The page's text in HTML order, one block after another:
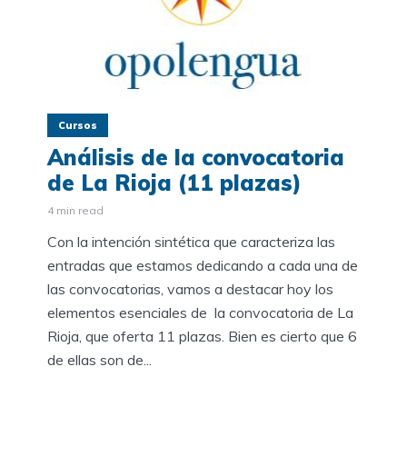
Cursos
Análisis de la convocatoria
de La Rioja (11 plazas)
4 min read
Con la intención sintética que caracteriza las
entradas que estamos dedicando a cada una de
las convocatorias, vamos a destacar hoy los
elementos esenciales de la convocatoria de La
Rioja, que oferta 11 plazas. Bien es cierto que 6
de ellas son de...